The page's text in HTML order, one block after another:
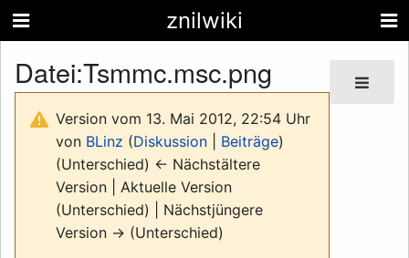
znilwiki
Datei:Tsmmc.msc.png
Version vom 13. Mai 2012, 22:54 Uhr
von BLinz (Diskussion Beiträge)
(Unterschied) ← Nächstältere
Version | Aktuelle Version
(Unterschied) | Nächstjüngere
Version → (Unterschied)